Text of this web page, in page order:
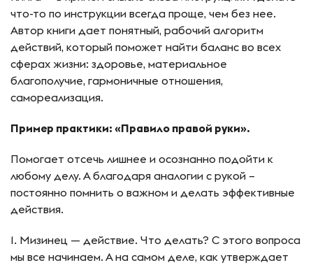
что-то по инструкции всегда проще, чем без нее.
Автор книги дает понятный, рабочий алгоритм
действий, который поможет найти баланс во всех
сферах жизни: здоровье, материальное
благополучие, гармоничные отношения,
самореализация.
Пример практики: «Правило правой руки».
Помогает отсечь лишнее и осознанно подойти к
любому делу. А благодаря аналогии с рукой –
постоянно помнить о важном и делать эффективные
действия.
1. Мизинец — действие. Что делать? С этого вопроса
мы все начинаем. А на самом деле, как утверждает